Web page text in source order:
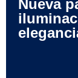
Nueva